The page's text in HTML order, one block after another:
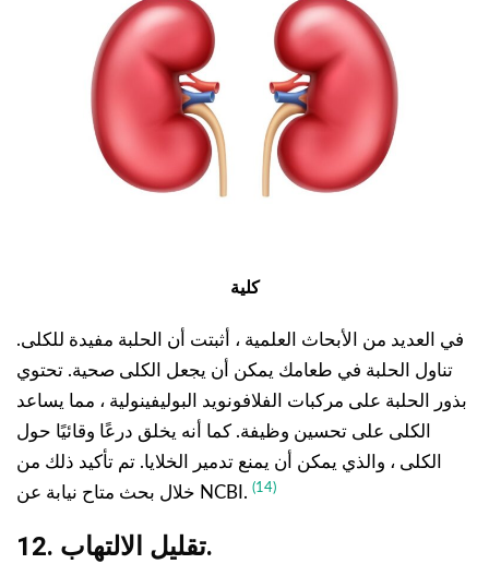
كلية
في العديد من الأبحاث العلمية ، أثبتت أن الحلبة مفيدة للكلى.
تناول الحلبة في طعامك يمكن أن يجعل الكلى صحية. تحتوي
بذور الحلبة على مركبات الفلافونويد البوليفينولية ، مما يساعد
الكلى على تحسين وظيفة. كما أنه يخلق درعًا وقائيًا حول
الكلى ، والذي يمكن أن يمنع تدمير الخلايا. تم تأكيد ذلك من
خلال بحث متاح نيابة عن NCBI. (14)
12. تقليل الالتهاب.